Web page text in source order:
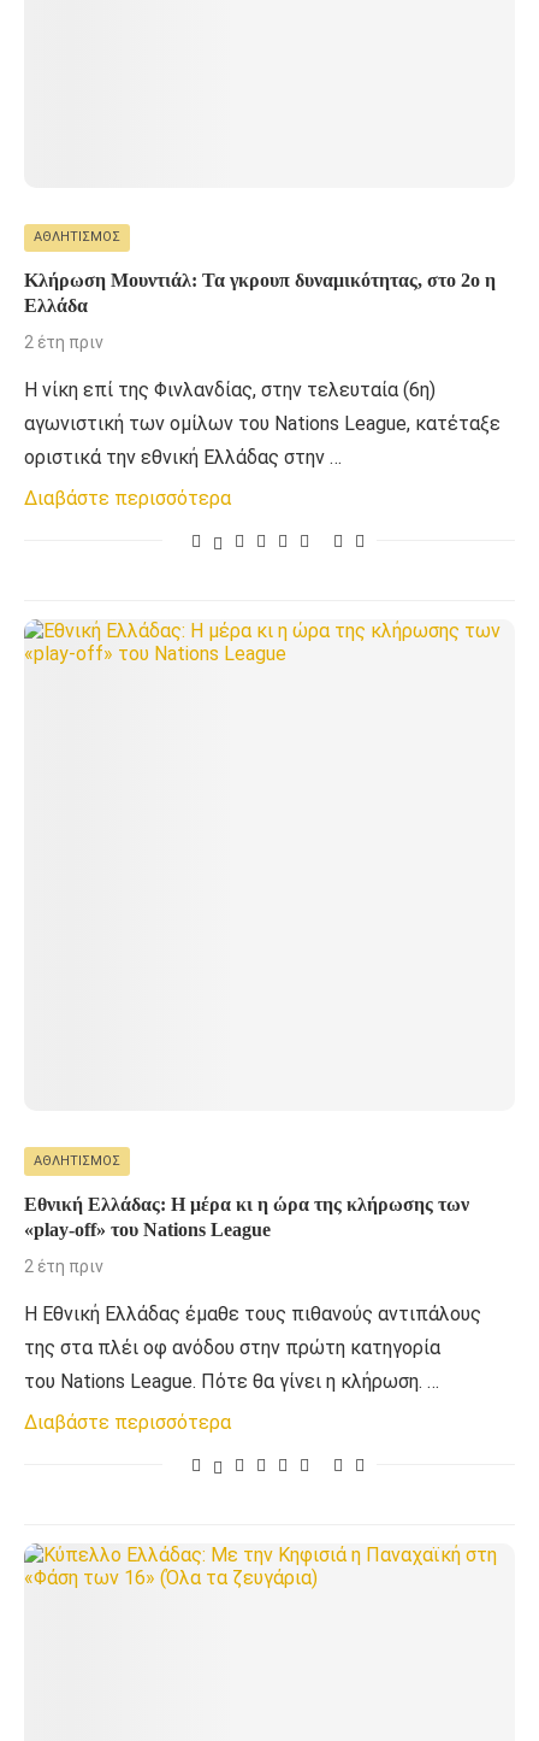
ΑΘΛΗΤΙΣΜΌΣ
Κλήρωση Μουντιάλ: Τα γκρουπ δυναμικότητας, στο 2ο η
Ελλάδα
2 έτη πριν
Η νίκη επί της Φινλανδίας, στην τελευταία (6η)
αγωνιστική των ομίλων του Nations League, κατέταξε
οριστικά την εθνική Ελλάδας στην …
Διαβάστε περισσότερα
ΑΘΛΗΤΙΣΜΌΣ
Εθνική Ελλάδας: Η μέρα κι η ώρα της κλήρωσης των
«play-off» του Nations League
2 έτη πριν
Η Εθνική Ελλάδας έμαθε τους πιθανούς αντιπάλους
της στα πλέι οφ ανόδου στην πρώτη κατηγορία
του Nations League. Πότε θα γίνει η κλήρωση. …
Διαβάστε περισσότερα